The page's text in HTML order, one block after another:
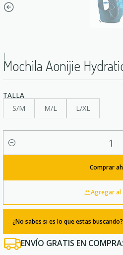
|
Mochila Aonijie
TALLA
S/M
M/L L/XL
Cantidad
Agregar al
Comprar
¿No sabes si es lo que estas
ENVÍO GRATIS EN